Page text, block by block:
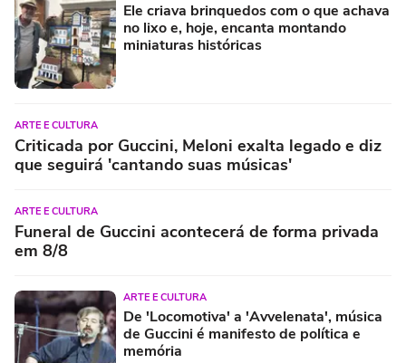
Ele criava brinquedos com o que achava
no lixo e, hoje, encanta montando
miniaturas históricas
ARTE E CULTURA
Criticada por Guccini, Meloni exalta legado e diz
que seguirá 'cantando suas músicas'
ARTE E CULTURA
Funeral de Guccini acontecerá de forma privada
em 8/8
ARTE E CULTURA
De 'Locomotiva' a 'Avvelenata', música
de Guccini é manifesto de política e
memória